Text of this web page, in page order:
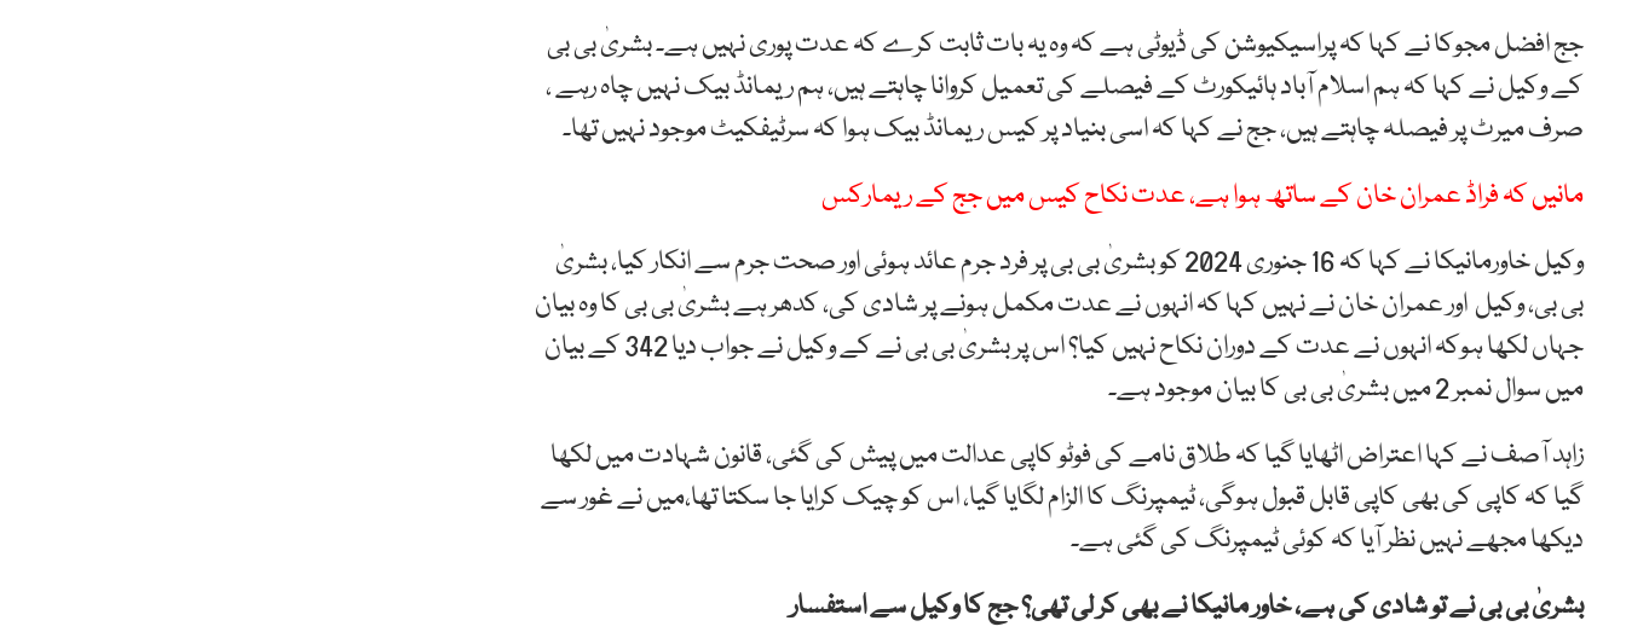
جج افضل مجوکا نے کہا کہ پراسیکیوشن کی ڈیوٹی ہے کہ وہ یہ بات ثابت کرے کہ عدت پوری نہیں ہے۔ بشریٰ بی بی
کے وکیل نے کہا کہ ہم اسلام آباد ہائیکورٹ کے فیصلے کی تعمیل کروانا چاہتے ہیں، ہم ریمانڈ بیک نہیں چاہ رہے ،
صرف میرٹ پر فیصلہ چاہتے ہیں، جج نے کہا کہ اسی بنیاد پر کیس ریمانڈ بیک ہوا کہ سرٹیفکیٹ موجود نہیں تھا۔
مانیں کہ فراڈ عمران خان کے ساتھ ہوا ہے، عدت نکاح کیس میں جج کے ریمارکس
وکیل خاورمانیکا نے کہا کہ 16 جنوری 2024 کو بشریٰ بی بی پر فرد جرم عائد ہوئی اور صحت جرم سے انکار کیا، بشریٰ
بی بی، وکیل اور عمران خان نے نہیں کہا کہ انہوں نے عدت مکمل ہونے پر شادی کی، کدھر ہے بشریٰ بی بی کا وہ بیان
جہاں لکھا ہوکہ انہوں نے عدت کے دوران نکاح نہیں کیا؟ اس پر بشریٰ بی بی نے کے وکیل نے جواب دیا 342 کے بیان
میں سوال نمبر 2 میں بشریٰ بی بی کا بیان موجود ہے۔
زاہد آصف نے کہا اعتراض اٹھایا گیا کہ طلاق نامے کی فوٹو کاپی عدالت میں پیش کی گئی، قانون شہادت میں لکھا
گیا کہ کاپی کی بھی کاپی قابل قبول ہوگی، ٹیمپرنگ کا الزام لگایا گیا، اس کو چیک کرایا جا سکتا تھا،میں نے غور سے
دیکھا مجھے نہیں نظر آیا کہ کوئی ٹیمپرنگ کی گئی ہے۔
بشریٰ بی بی نے تو شادی کی ہے، خاور مانیکا نے بھی کر لی تھی؟ جج کا وکیل سے استفسار